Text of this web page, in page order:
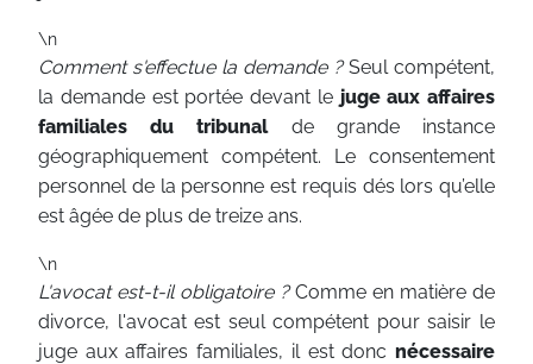
\n
Comment s'effectue la demande ?Seul compétent,
la demande est portée devant le juge aux affaires
familiales du tribunalde grande instance
géographiquement compétent. Le consentement
personnel de la personne est requis dés lors qu’elle
est âgée de plus de treize ans.
\n
L'avocat est-t-il obligatoire ?Comme en matière de
divorce, l'avocat est seul compétent pour saisir le
juge aux affaires familiales, il est donc nécessaire